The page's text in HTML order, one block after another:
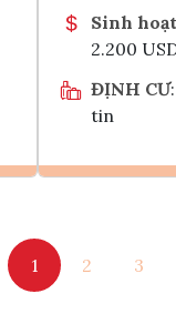
Sinh
2.200
ĐỊNH CƯ:
tin
1 2 3